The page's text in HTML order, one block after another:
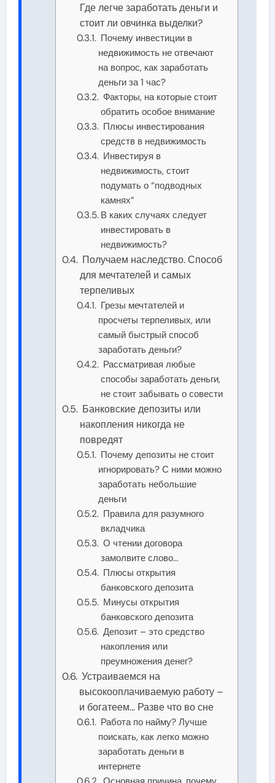
Где легче заработать деньги и
стоит ли овчинка выделки?
Почему инвестиции в
недвижимость не отвечают
на вопрос, как заработать
деньги за 1 час?
Факторы, на которые стоит
обратить особое внимание
Плюсы инвестирования
средств в недвижимость
Инвестируя в
недвижимость, стоит
подумать о “подводных
камнях”
В каких случаях следует
инвестировать в
недвижимость?
Получаем наследство. Способ
для мечтателей и самых
терпеливых
Грезы мечтателей и
просчеты терпеливых, или
самый быстрый способ
заработать деньги?
Рассматривая любые
способы заработать деньги,
не стоит забывать о совести
Банковские депозиты или
накопления никогда не
повредят
Почему депозиты не стоит
игнорировать? С ними можно
заработать небольшие
деньги
Правила для разумного
вкладчика
О чтении договора
замолвите слово…
Плюсы открытия
банковского депозита
Минусы открытия
банковского депозита
Депозит – это средство
накопления или
преумножения денег?
Устраиваемся на
высокооплачиваемую работу –
и богатеем… Разве что во сне
Работа по найму? Лучше
поискать, как легко можно
заработать деньги в
интернете